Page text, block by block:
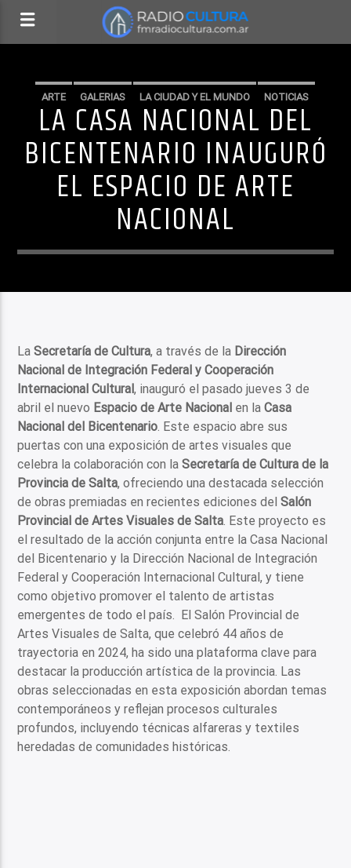
ARTE GALERIAS LA CIUDAD Y EL MUNDO NOTICIAS
SIN CATEGORIA
LA CASA NACIONAL DEL
BICENTENARIO INAUGURÓ
EL ESPACIO DE ARTE
NACIONAL
LaSecretaría de Cultura, a través de la Dirección
Nacional de Integración Federal y Cooperación
Internacional Cultural, inauguró el pasado jueves 3 de
abril el nuevo Espacio de Arte Nacional en laCasa
Nacional del Bicentenario. Este espacio abre sus
puertas con una exposición de artes visuales que
celebra la colaboración con laSecretaría de Cultura de la
Provincia de Salta, ofreciendo una destacada selección
de obras premiadas en recientes ediciones delSalón
Provincial de Artes Visuales de Salta. Este proyecto es
el resultado de la acción conjunta entre la Casa Nacional
del Bicentenario y la Dirección Nacional de Integración
Federal y Cooperación Internacional Cultural, y tiene
como objetivo promover el talento de artistas
emergentes de todo el país. El Salón Provincial de
Artes Visuales de Salta, que celebró 44 años de
trayectoria en 2024, ha sido una plataforma clave para
destacar la producción artística de la provincia. Las
obras seleccionadas en esta exposición abordan temas
contemporáneos y reflejan procesos culturales
profundos, incluyendo técnicas alfareras y textiles
heredadas de comunidades históricas.